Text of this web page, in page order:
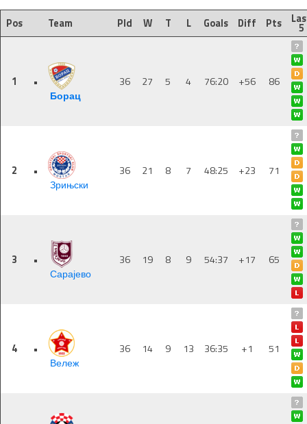
Pos Team Pld W T L Goals Diff Pts 5
1
•
Борац
36 27 5 4 76:20 +56 86
2
•
Зрињски
36 21 8 7 48:25 +23 71
3
•
Сарајево
36 19 8 9 54:37 +17 65
4
•
Вележ
36 14 9 13 36:35 +1 51